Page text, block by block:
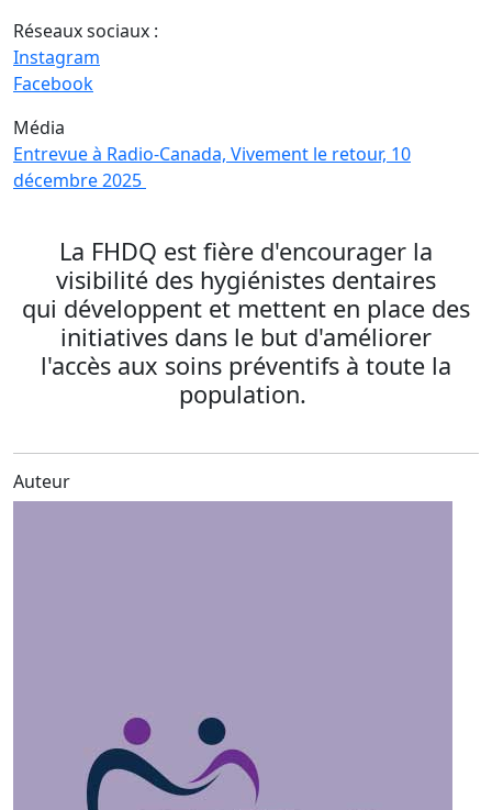
Réseaux sociaux :
Instagram
Facebook
Média
Entrevue à Radio-Canada, Vivement le retour, 10
décembre 2025
La FHDQ est fière d'encourager la
visibilité des hygiénistes dentaires
qui développent et mettent en place des
initiatives dans le but d'améliorer
l'accès aux soins préventifs à toute la
population.
Auteur